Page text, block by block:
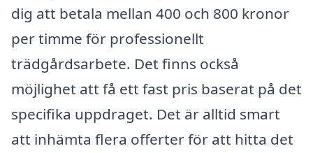
dig att betala mellan 400 och 800 kronor
per timme för professionellt
trädgårdsarbete. Det finns också
möjlighet att få ett fast pris baserat på det
specifika uppdraget. Det är alltid smart
att inhämta flera offerter för att hitta det